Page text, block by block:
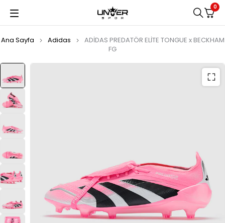
0
Ana Sayfa Adidas
ADİDAS PREDATÖR ELİTE TONGUE x BECKHAM
FG